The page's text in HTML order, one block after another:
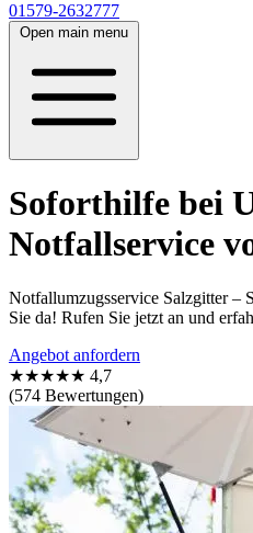
01579-2632777
Open main menu
Soforthilfe bei
Notfallservice
Notfallumzugsservice Salzgitter –
Sie da! Rufen Sie jetzt an und
Angebot anfordern
★★★★★ 4,7
(574 Bewertungen)